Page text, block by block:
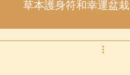
草本護身符和幸運盆栽